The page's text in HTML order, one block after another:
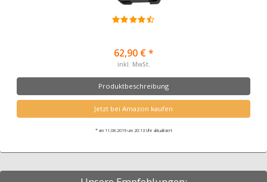
62,90 € *
inkl. MwSt.
Produktbeschreibung
Jetzt bei Amazon kaufen
* am 11.08.2019 um 20:13 Uhr aktualisiert